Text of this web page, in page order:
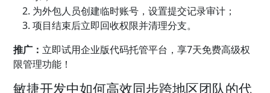
为外包人员创建临时账号，设置提交记录审计；
项目结束后立即回收权限并清理分支。
推广： 立即试用企业版代码托管平台，享7天免费高级权
限管理功能！
敏捷开发中如何高效同步跨地区团队的代